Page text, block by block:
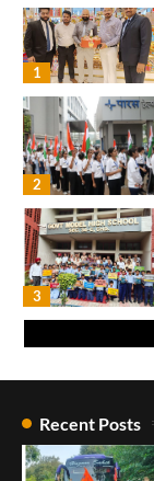
1
3
4
1
2
3
Recent Posts